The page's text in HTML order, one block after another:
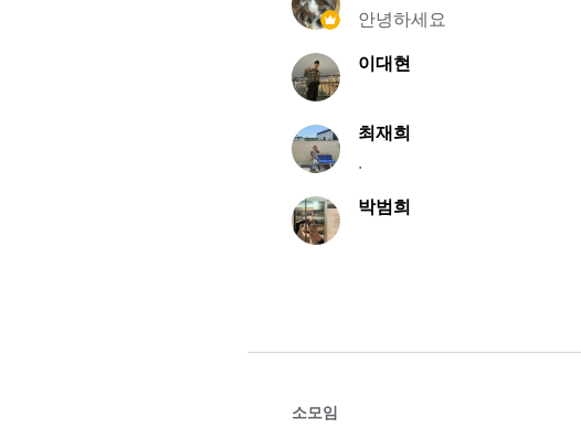
안녕하세요
이대현
최재희
.
박범희
소모임